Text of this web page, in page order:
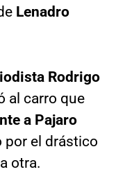
Lenadro
Rodrigo
al carro que
a Pajaro
por el drástico
otra.